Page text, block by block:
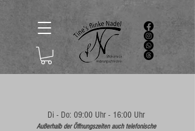
Di - Do: 09:00 Uhr - 16:00 Uhr
Außerhalb der Öffnungszeiten auch telefonische